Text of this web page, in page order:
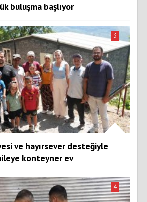
buluşma başlıyor
ve hayırsever desteğiyle
konteyner ev
3
4